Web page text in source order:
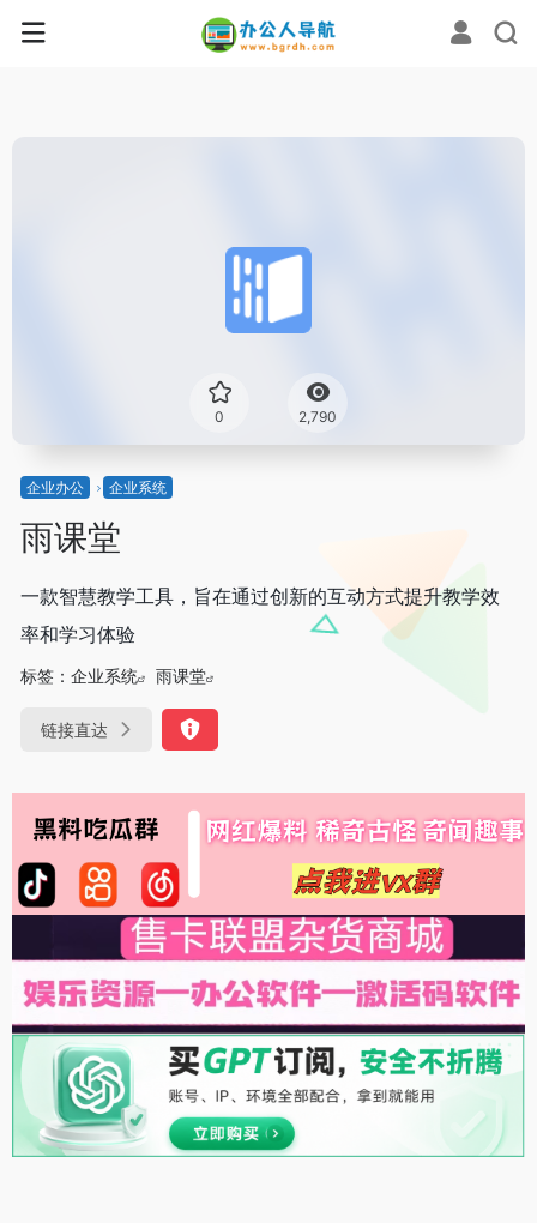
0 2,790
企业办公 企业系统
雨课堂
一款智慧教学工具，旨在通过创新的互动方式提升教学效
率和学习体验
标签： 企业系统 雨课堂
链接直达